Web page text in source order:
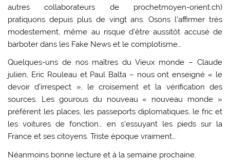
autres collaborateurs de prochetmoyen-orient.ch)
pratiquons depuis plus de vingt ans. Osons l’affirmer très
modestement, même au risque d’être aussitôt accusé de
barboter dans les Fake News et le complotisme…
Quelques-uns de nos maîtres du Vieux monde – Claude
julien, Eric Rouleau et Paul Balta – nous ont enseigné « le
devoir d’irrespect », le croisement et la vérification des
sources. Les gourous du nouveau « nouveau monde »
préfèrent les places, les passeports diplomatiques, le fric et
les voitures de fonction… en s’essuyant les pieds sur la
France et ses citoyens. Triste époque vraiment…
Néanmoins bonne lecture et à la semaine prochaine.